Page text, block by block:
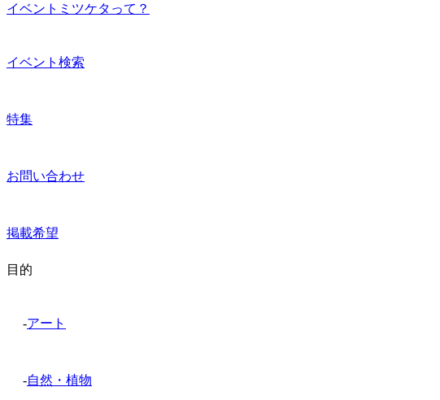
イベントミツケタって？
イベント検索
特集
お問い合わせ
掲載希望
目的
-アート
-自然・植物